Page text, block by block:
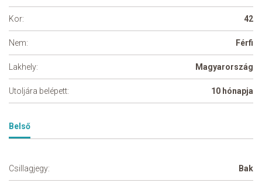
Kor: 42
Nem: Férfi
Lakhely: Magyarország
Utoljára belépett: 10 hónapja
Belső
Csillagjegy: Bak